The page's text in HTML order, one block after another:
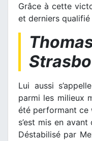
Grâce à cette
et derniers
Lui aussi
parmi les milieux
été performant ce
s’est mis en
Déstabilisé par